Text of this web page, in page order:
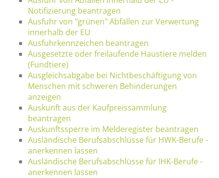
Notifizierung beantragen
Ausfuhr von "grünen" Abfällen zur Verwertung
innerhalb der EU
Ausfuhrkennzeichen beantragen
Ausgesetzte oder freilaufende Haustiere melden
(Fundtiere)
Ausgleichsabgabe bei Nichtbeschäftigung von
Menschen mit schweren Behinderungen
anzeigen
Auskunft aus der Kaufpreissammlung
beantragen
Auskunftssperre im Melderegister beantragen
Ausländische Berufsabschlüsse für HWK-Berufe -
anerkennen lassen
Ausländische Berufsabschlüsse für IHK-Berufe -
anerkennen lassen